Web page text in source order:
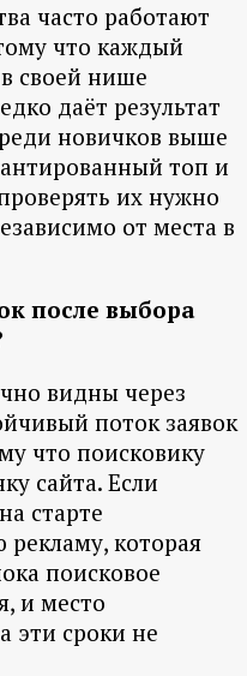
часто работают
что каждый
своей нише
даёт результат
новичков выше
топ и
их нужно
от места в
после выбора
видны через
поток заявок
что поисковику
сайта. Если
старте
которая
поисковое
и место
эти сроки не